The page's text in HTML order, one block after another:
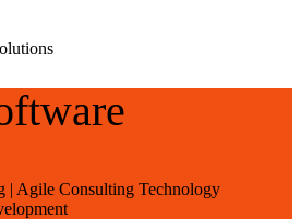
| Agile Consulting Technology